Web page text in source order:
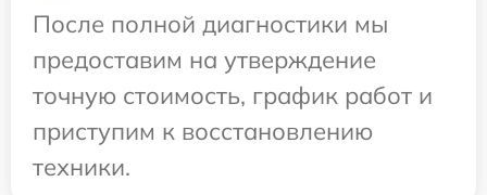
После полной диагностики мы
предоставим на утверждение
точную стоимость, график работ и
приступим к восстановлению
техники.